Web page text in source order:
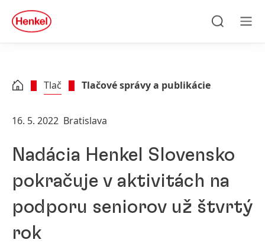
Skip to footer
quick
search
Tlač Tlačové správy a publikácie
16. 5. 2022 Bratislava
Nadácia Henkel Slovensko
pokračuje v aktivitách na
podporu seniorov už štvrtý
rok